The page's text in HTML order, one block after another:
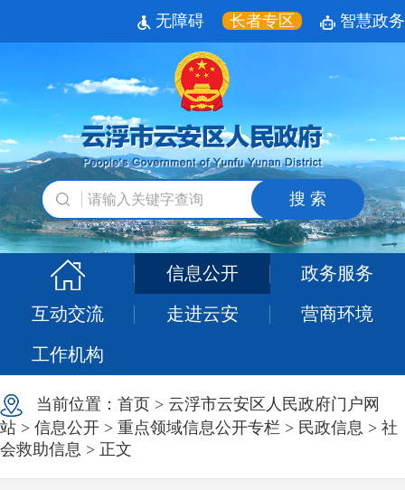
无障碍 长者专区 智慧政务
搜 索
信息公开 政务服务
互动交流 走进云安 营商环境
工作机构
当前位置： 首页 > 云浮市云安区人民政府门户网
站 > 信息公开 > 重点领域信息公开专栏 > 民政信息 > 社
会救助信息 > 正文